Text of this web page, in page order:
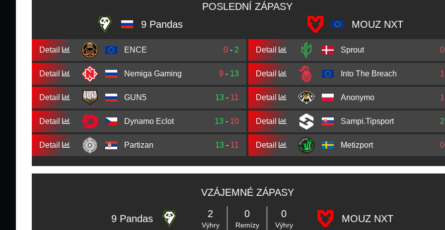
POSLEDNÍ ZÁPASY
9 Pandas
MOUZ NXT
Detail ENCE 0 - 2
Detail Nemiga Gaming 9 - 13
Detail GUN5 13 - 11
Detail Dynamo Eclot 13 - 10
Detail Partizan 13 - 11
Detail Sprout 0
Detail Into The Breach 1
Detail Anonymo 1
Detail Sampi.Tipsport 2
Detail Metizport 0
VZÁJEMNÉ ZÁPASY
9 Pandas 2
Výhry
0
Remízy
0
Výhry
MOUZ NXT